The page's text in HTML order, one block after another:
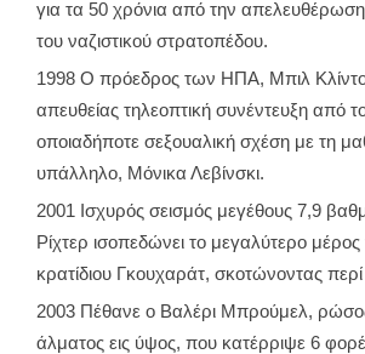
για τα 50 χρόνια από την
του ναζιστικού στρατοπέδου.
1998 Ο πρόεδρος των ΗΠΑ, Μπιλ
απευθείας τηλεοπτική συνέντευξη από
οποιαδήποτε σεξουαλική σχέση με τη
υπάλληλο, Μόνικα Λεβίνσκι.
2001 Ισχυρός σεισμός μεγέθους 7,9
Ρίχτερ ισοπεδώνει το μεγαλύτερο μέρος
κρατίδιου Γκουχαράτ, σκοτώνοντας
2003 Πέθανε ο Βαλέρι Μπρούμελ,
άλματος εις ύψος, που κατέρριψε 6